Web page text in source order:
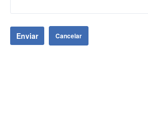
Enviar Cancelar